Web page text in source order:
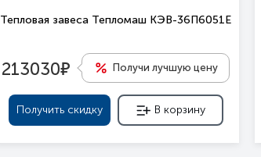
Тепловая завеса Тепломаш КЭВ-36П6051Е
213030е Получи лучшую цену
Получить скидку В корзину